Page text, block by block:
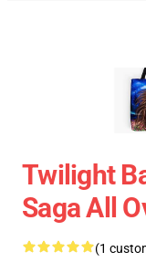
Twilight
Saga All
(1